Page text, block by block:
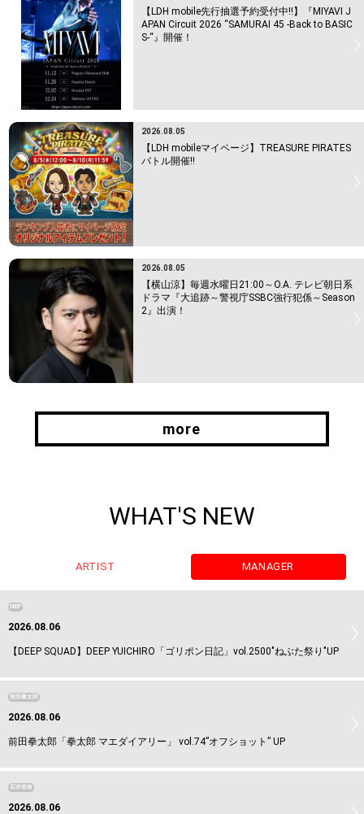
【LDH mobile先行抽選予約受付中!!】『MIYAVI J
APAN Circuit 2026 “SAMURAI 45 -Back to BASIC
S-“』開催！
2026.08.05
【LDH mobileマイページ】TREASURE PIRATES
バトル開催!!
2026.08.05
【横山涼】毎週水曜日21:00～O.A. テレビ朝日系
ドラマ『大追跡～警視庁SSBC強行犯係～Season
2』出演！
more
WHAT'S NEW
ARTIST MANAGER
DEEP
2026.08.06
【DEEP SQUAD】DEEP YUICHIRO「ゴリポン日記」vol.2500"ねぶた祭り"UP
前田拳太郎
2026.08.06
前田拳太郎「拳太郎 マエダイアリー」 vol.74”オフショット” UP
石井杏奈
2026.08.06